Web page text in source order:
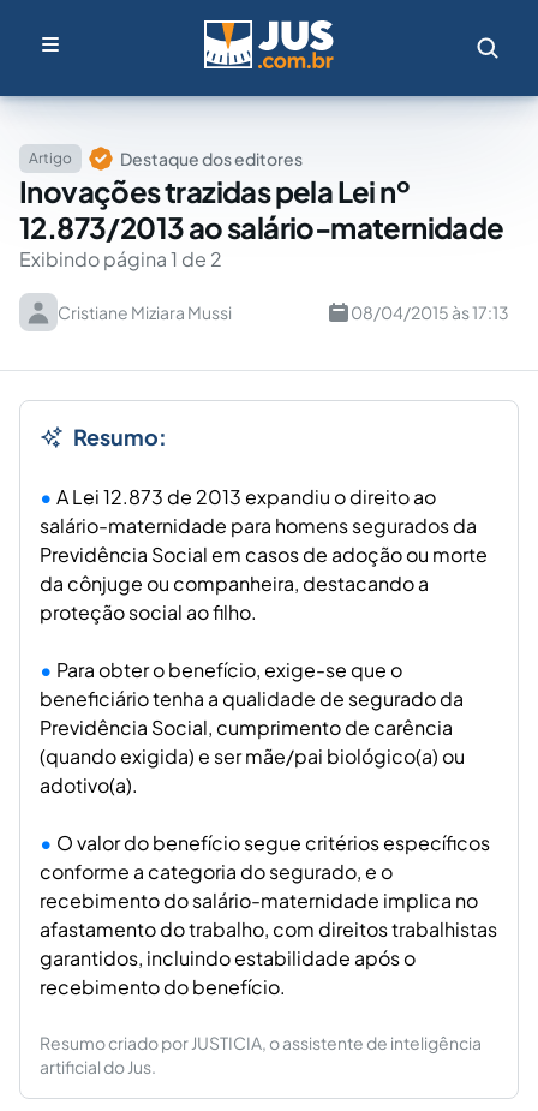
Artigo Destaque dos editores
Inovações trazidas pela Lei nº
12.873/2013 ao salário-maternidade
Exibindo página 1 de 2
Cristiane Miziara Mussi 08/04/2015 às 17:13
Resumo:
A Lei 12.873 de 2013 expandiu o direito ao
salário-maternidade para homens segurados da
Previdência Social em casos de adoção ou morte
da cônjuge ou companheira, destacando a
proteção social ao filho.
Para obter o benefício, exige-se que o
beneficiário tenha a qualidade de segurado da
Previdência Social, cumprimento de carência
(quando exigida) e ser mãe/pai biológico(a) ou
adotivo(a).
O valor do benefício segue critérios específicos
conforme a categoria do segurado, e o
recebimento do salário-maternidade implica no
afastamento do trabalho, com direitos trabalhistas
garantidos, incluindo estabilidade após o
recebimento do benefício.
Resumo criado por JUSTICIA, o assistente de inteligência
artificial do Jus.